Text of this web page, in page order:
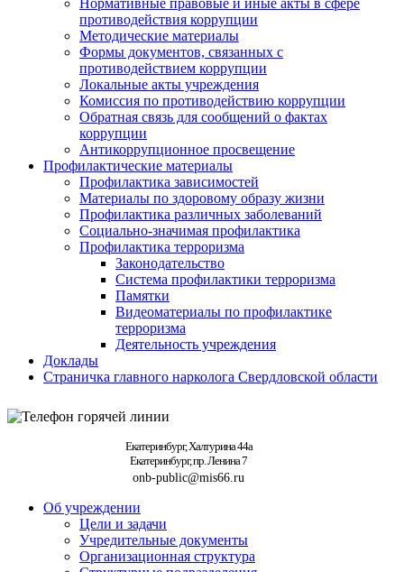
Нормативные правовые и иные акты в сфере
противодействия коррупции
Методические материалы
Формы документов, связанных с
противодействием коррупции
Локальные акты учреждения
Комиссия по противодействию коррупции
Обратная связь для сообщений о фактах
коррупции
Антикоррупционное просвещение
Профилактические материалы
Профилактика зависимостей
Материалы по здоровому образу жизни
Профилактика различных заболеваний
Социально-значимая профилактика
Профилактика терроризма
Законодательство
Система профилактики терроризма
Памятки
Видеоматериалы по профилактике
терроризма
Деятельность учреждения
Доклады
Страничка главного нарколога Свердловской области
Екатеринбург, Халтурина 44а
Екатеринбург, пр. Ленина 7
onb-public@mis66.ru
Об учреждении
Цели и задачи
Учредительные документы
Организационная структура